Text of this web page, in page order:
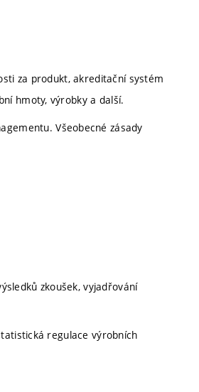
za produkt, akreditační systém
hmoty, výrobky a další.
Všeobecné zásady
zkoušek, vyjadřování
regulace výrobních